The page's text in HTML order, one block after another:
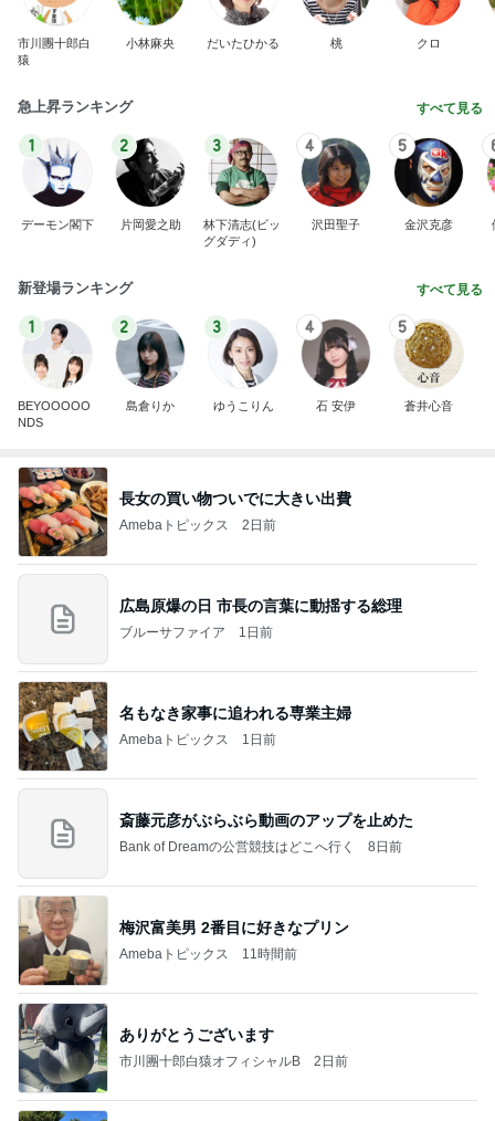
市川團十郎白
猿
小林麻央 だいたひかる 桃 クロ
急上昇ランキング すべて見る
1
デーモン閣下
2
片岡愛之助
3
林下清志(ビッ
グダディ)
4
沢田聖子
5
金沢克彦
新登場ランキング すべて見る
1
BEYOOOOO
NDS
2
島倉りか
3
ゆうこりん
4
石 安伊
5
蒼井心音
長女の買い物ついでに大きい出費
Amebaトピックス 2日前
広島原爆の日 市長の言葉に動揺する総理
ブルーサファイア 1日前
名もなき家事に追われる専業主婦
Amebaトピックス 1日前
斎藤元彦がぶらぶら動画のアップを止めた
Bank of Dreamの公営競技はどこへ行く 8日前
梅沢富美男 2番目に好きなプリン
Amebaトピックス 11時間前
ありがとうございます
市川團十郎白猿オフィシャルB 2日前